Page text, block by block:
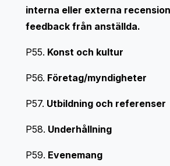
interna eller externa
feedback från anställda.
P55. Konst och kultur
P56. Företag/myndigheter
P57. Utbildning och referenser
P58. Underhållning
P59. Evenemang